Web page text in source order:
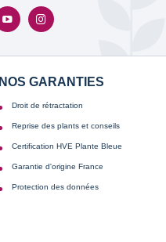
NOS GARANTIES
Droit de rétractation
Reprise des plants et conseils
Certification HVE Plante Bleue
Garantie d'origine France
Protection des données